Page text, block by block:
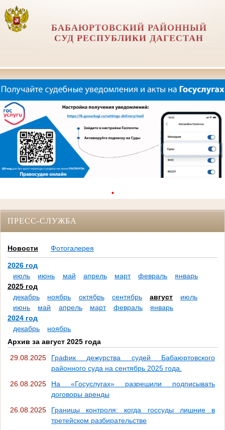
БАБАЮРТОВСКИЙ РАЙОННЫЙ
СУД РЕСПУБЛИКИ ДАГЕСТАН
.
ПРЕСС-СЛУЖБА
Новости Фотогалерея
2026 год
июль
июнь май апрель март февраль
январь
2025 год
декабрь
ноябрь октябрь сентябрь август
июль
июнь
май апрель март февраль
январь
2024 год
декабрь
ноябрь
Архив за август 2025 года
29.08.2025
График дежурства судей Бабаюртовского
районного суда на сентябрь 2025 года.
26.08.2025
На «Госуслугах» разрешили подписывать
договоры аренды
26.08.2025
Границы контроля: когда госсуды лишние в
третейском разбирательстве